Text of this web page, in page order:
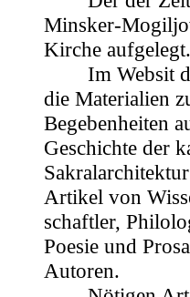
Minsker-
Kirche aufgelegt.
Im Websit
die Materialien
Begebenheiten
Geschichte der
Artikel von
schaftler,
Poesie und
Autoren.